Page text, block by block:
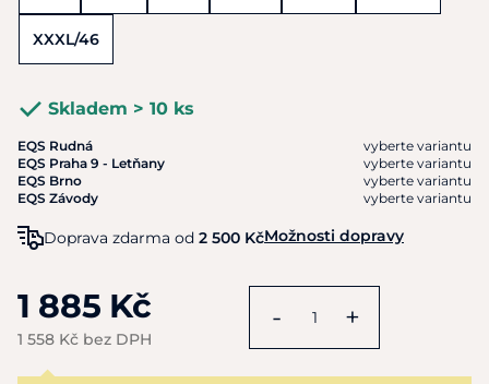
XXXL/46
Skladem > 10 ks
EQS Rudná
vyberte variantu
EQS Praha 9 - Letňany
vyberte variantu
EQS Brno
vyberte variantu
EQS Závody
vyberte variantu
Doprava zdarma od 2 500 KčMožnosti dopravy
1 885 Kč
1 558 Kč bez DPH
- +